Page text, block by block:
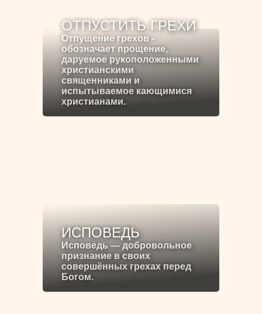
ОТПУСТИТЬ ГРЕХИ
Отпущение грехов -
обозначает прощение,
даруемое рукоположенными
христианскими
священниками и
испытываемое кающимися
христианами.
ИСПОВЕДЬ
Исповедь — добровольное
признание в своих
совершённых грехах перед
Богом.